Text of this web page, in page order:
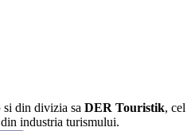
tip bufet
usoara, cafea, ceai, produse de
alese de productie locala
si din divizia sa DER Touristik, cel
industria turismului.